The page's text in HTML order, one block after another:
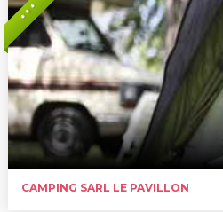
* * *
CAMPING SARL LE PAVILLON